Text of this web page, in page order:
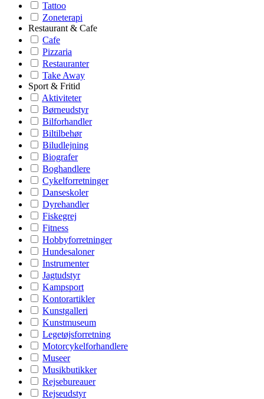
Tattoo
Zoneterapi
Restaurant & Cafe
Cafe
Pizzaria
Restauranter
Take Away
Sport & Fritid
Aktiviteter
Børneudstyr
Bilforhandler
Biltilbehør
Biludlejning
Biografer
Boghandlere
Cykelforretninger
Danseskoler
Dyrehandler
Fiskegrej
Fitness
Hobbyforretninger
Hundesaloner
Instrumenter
Jagtudstyr
Kampsport
Kontorartikler
Kunstgalleri
Kunstmuseum
Legetøjsforretning
Motorcykelforhandlere
Museer
Musikbutikker
Rejsebureauer
Rejseudstyr